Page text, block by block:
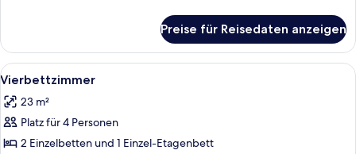
oder
Zweibettzimmer
Preise für Reisedaten anzeigen
Alle
Fotos
für
Vierbettzimmer
anzeigen
Ein Schlafzimmer mit Bett,
7
Vierbettzimmer
23 m²
Platz für 4 Personen
2 Einzelbetten und 1 Einzel-Etagenbett